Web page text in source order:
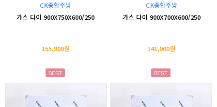
CK종합주방
가스 다이 900X750X600/250
155,900원
BEST
CK종합주방
가스 다이 900X700X600/250
141,000원
BEST